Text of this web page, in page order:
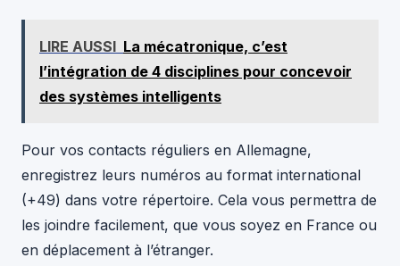
LIRE AUSSI La mécatronique, c’est
l’intégration de 4 disciplines pour concevoir
des systèmes intelligents
Pour vos contacts réguliers en Allemagne,
enregistrez leurs numéros au format international
(+49) dans votre répertoire. Cela vous permettra de
les joindre facilement, que vous soyez en France ou
en déplacement à l’étranger.